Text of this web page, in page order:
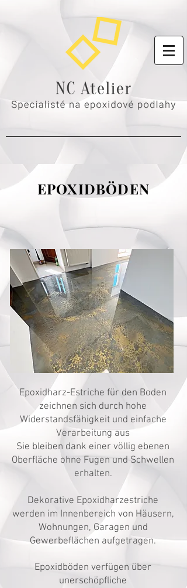
EPOXIDBÖDEN
Epoxidharz-Estriche für den Boden
zeichnen sich durch hohe
Widerstandsfähigkeit und einfache
Verarbeitung aus
Sie bleiben dank einer völlig ebenen
Oberfläche ohne Fugen und Schwellen
erhalten.
Dekorative Epoxidharzestriche
werden im Innenbereich von Häusern,
Wohnungen, Garagen und
Gewerbeflächen aufgetragen.
Epoxidböden verfügen über
unerschöpfliche